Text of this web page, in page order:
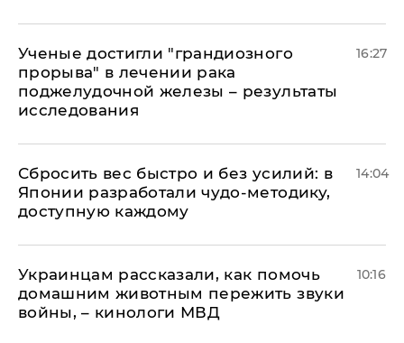
Ученые достигли "грандиозного
прорыва" в лечении рака
поджелудочной железы – результаты
исследования
16:27
Сбросить вес быстро и без усилий: в
Японии разработали чудо-методику,
доступную каждому
14:04
Украинцам рассказали, как помочь
домашним животным пережить звуки
войны, – кинологи МВД
10:16